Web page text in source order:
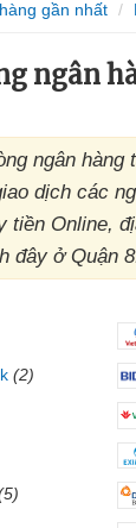
gần nhất
ngân
ngân hàng
dịch các
tiền Online,
đây ở Quận
(2)